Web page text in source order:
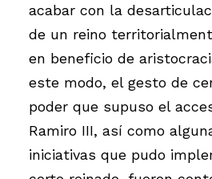
acabar con la
de un reino
en beneficio de
este modo, el gesto de
poder que supuso el
Ramiro III, así como
iniciativas que pudo